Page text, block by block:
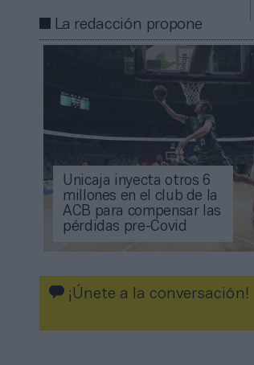
La redacción propone
Unicaja inyecta otros 6
millones en el club de la
ACB para compensar las
pérdidas pre-Covid
¡Únete a la conversación!